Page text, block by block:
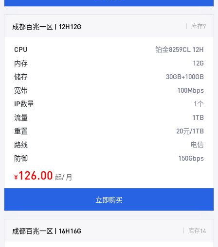
成都百兆一区 | 12H12G 库存7
CPU
铂金8259CL 12H
内存
12G
储存
30GB+100GB
宽带
100Mbps
IP数量
1个
流量
1TB
重置
20元/1TB
路线
电信
防御
150Gbps
¥126.00 起/ 月
立即购买
成都百兆一区 | 16H16G 库存14